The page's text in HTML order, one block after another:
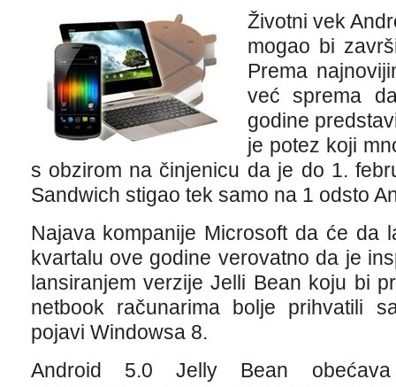
Životni vek
mogao bi
Prema
već sprema
godine
je potez koji
s obzirom na činjenicu da je do 1.
Sandwich stigao tek samo na 1 odsto
Najava kompanije Microsoft da će da
kvartalu ove godine verovatno da je
lansiranjem verzije Jelli Bean koju bi
netbook računarima bolje prihvatili
pojavi Windowsa 8.
Android 5.0 Jelly Bean